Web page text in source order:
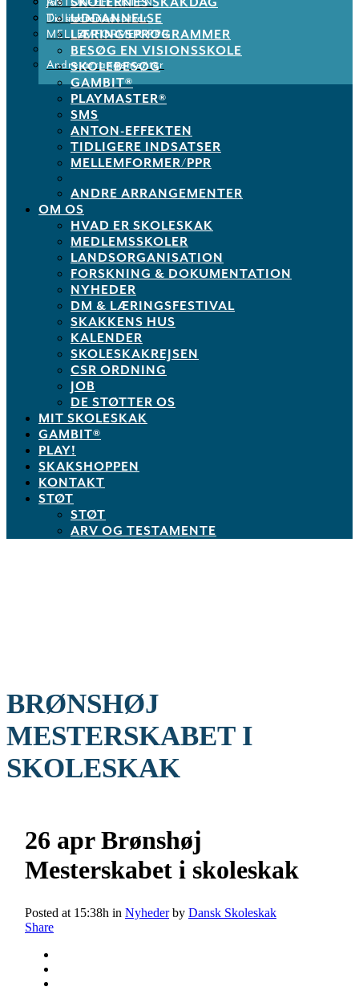
Tidligere indsatser
MELLEMFORMER/PPR
Andre arrangementer
De støtter os
UDDANNELSE
LÆRINGSPROGRAMMER
BESØG EN VISIONSSKOLE
SKOLEBESØG
GAMBIT®
PLAYMASTER®
SMS
ANTON-EFFEKTEN
TIDLIGERE INDSATSER
MELLEMFORMER/PPR
ANDRE ARRANGEMENTER
OM OS
HVAD ER SKOLESKAK
MEDLEMSSKOLER
LANDSORGANISATION
FORSKNING & DOKUMENTATION
NYHEDER
DM & LÆRINGSFESTIVAL
SKAKKENS HUS
KALENDER
SKOLESKAKREJSEN
CSR ORDNING
JOB
DE STØTTER OS
MIT SKOLESKAK
GAMBIT®
PLAY!
SKAKSHOPPEN
KONTAKT
STØT
STØT
ARV OG TESTAMENTE
BRØNSHØJ
MESTERSKABET I
SKOLESKAK
26 aprBrønshøj
Mesterskabet i skoleskak
Posted at 15:38h in Nyheder by Dansk Skoleskak
Share